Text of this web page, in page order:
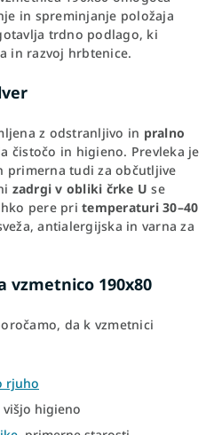
in spreminjanje položaja
trdno podlago, ki
in razvoj hrbtenice.
z odstranljivo in pralno
čistočo in higieno. Prevleka je
primerna tudi za občutljive
zadrgi v obliki črke U se
pere pri temperaturi 30–40
antialergijska in varna za
vzmetnico 190x80
da k vzmetnici
rjuho
višjo higieno